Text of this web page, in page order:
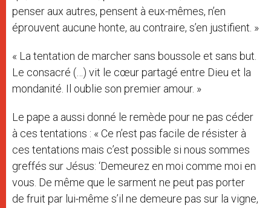
penser aux autres, pensent à eux-mêmes, n’en
éprouvent aucune honte, au contraire, s’en justifient. »
« La tentation de marcher sans boussole et sans but.
Le consacré (…) vit le cœur partagé entre Dieu et la
mondanité. Il oublie son premier amour. »
Le pape a aussi donné le remède pour ne pas céder
à ces tentations : « Ce n’est pas facile de résister à
ces tentations mais c’est possible si nous sommes
greffés sur Jésus: ‘Demeurez en moi comme moi en
vous. De même que le sarment ne peut pas porter
de fruit par lui-même s’il ne demeure pas sur la vigne,